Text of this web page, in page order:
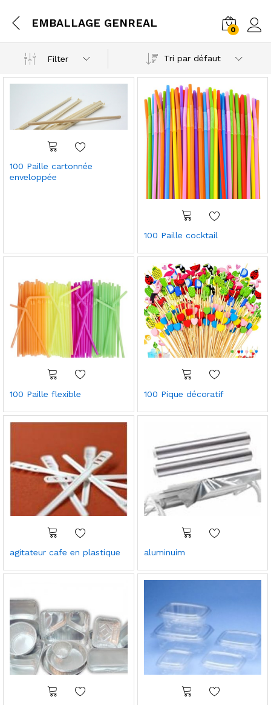
EMBALLAGE GENREAL
0
Filter Tri par défaut
100 Paille cartonnée
enveloppée
100 Paille cocktail
100 Paille flexible 100 Pique décoratif
agitateur cafe en plastique aluminuim